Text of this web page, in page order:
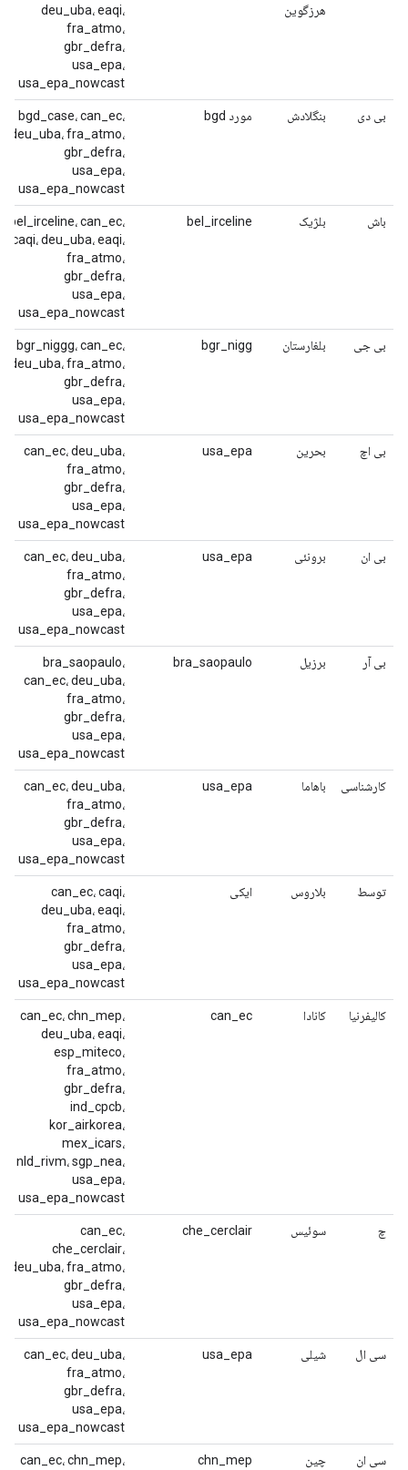
هرزگوین
deu_uba، eaqi،
fra_atmo،
gbr_defra،
usa_epa،
usa_epa_nowcast
بی دی بنگلادش مورد bgd
bgd_case، can_ec،
deu_uba، fra_atmo،
gbr_defra،
usa_epa،
usa_epa_nowcast
باش بلژیک bel_irceline
bel_irceline، can_ec،
caqi، deu_uba، eaqi،
fra_atmo،
gbr_defra،
usa_epa،
usa_epa_nowcast
بی جی بلغارستان bgr_nigg
bgr_niggg، can_ec،
deu_uba، fra_atmo،
gbr_defra،
usa_epa،
usa_epa_nowcast
بی اچ بحرین usa_epa
can_ec، deu_uba،
fra_atmo،
gbr_defra،
usa_epa،
usa_epa_nowcast
بی ان برونئی usa_epa
can_ec، deu_uba،
fra_atmo،
gbr_defra،
usa_epa،
usa_epa_nowcast
بی آر برزیل bra_saopaulo
bra_saopaulo،
can_ec، deu_uba،
fra_atmo،
gbr_defra،
usa_epa،
usa_epa_nowcast
کارشناسی باهاما usa_epa
can_ec، deu_uba،
fra_atmo،
gbr_defra،
usa_epa،
usa_epa_nowcast
توسط بلاروس ایکی
can_ec، caqi،
deu_uba، eaqi،
fra_atmo،
gbr_defra،
usa_epa،
usa_epa_nowcast
کالیفرنیا کانادا can_ec
can_ec، chn_mep،
deu_uba، eaqi،
esp_miteco،
fra_atmo،
gbr_defra،
ind_cpcb،
kor_airkorea،
mex_icars،
nld_rivm، sgp_nea،
usa_epa،
usa_epa_nowcast
چ سوئیس che_cerclair
can_ec،
che_cerclair،
deu_uba، fra_atmo،
gbr_defra،
usa_epa،
usa_epa_nowcast
سی ال شیلی usa_epa
can_ec، deu_uba،
fra_atmo،
gbr_defra،
usa_epa،
usa_epa_nowcast
سی ان چین chn_mep can_ec، chn_mep،